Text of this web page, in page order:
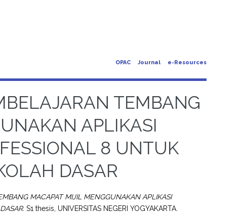
OPAC Journal e-Resources
TEMBANG
APLIKASI
8 UNTUK
DASAR
MACAPAT MIJIL MENGGUNAKAN APLIKASI
S1 thesis, UNIVERSITAS NEGERI YOGYAKARTA.